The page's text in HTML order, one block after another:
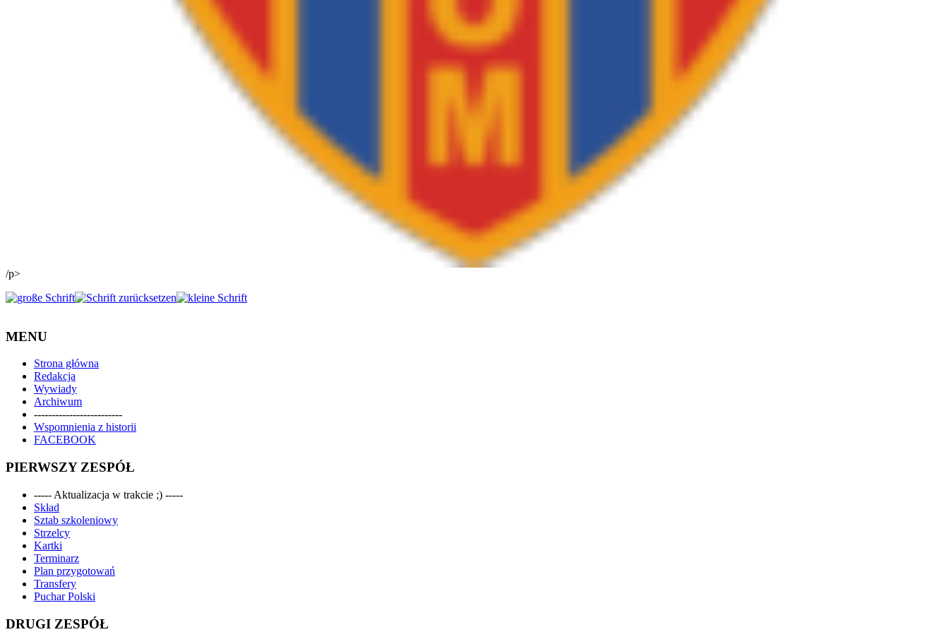
/p>
MENU
Strona główna
Redakcja
Wywiady
Archiwum
-------------------------
Wspomnienia z historii
FACEBOOK
PIERWSZY ZESPÓŁ
----- Aktualizacja w trakcie ;) -----
Skład
Sztab szkoleniowy
Strzelcy
Kartki
Terminarz
Plan przygotowań
Transfery
Puchar Polski
DRUGI ZESPÓŁ